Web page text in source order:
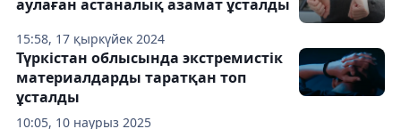
15:58, 17 қыркүйек 2024
аулаған астаналық азамат ұсталды
10:05, 10 наурыз 2025
Түркістан облысында экстремистік
материалдарды таратқан топ
ұсталды